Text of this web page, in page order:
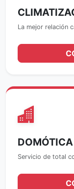
La mejor relación
Servicio de total